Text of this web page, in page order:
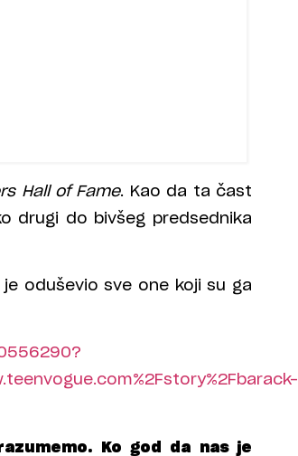
Hall of Fame. Kao da ta čast
drugi do bivšeg predsednika
oduševio sve one koji su ga
Ko god da nas je